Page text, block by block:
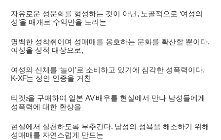
자유로운 성문화를 형성하는 것이 아닌, 노골적으로 ‘여성의
성’을 매개로 수익만을 노리는
명백한 성착취이며 성매매를 옹호하는 문화를 확산할 뿐이다.
여성을 성적 대상으로,
여성의 신체를 ‘놀이 ’로 소비하고 있기에 심각한 성폭력이다.
K-XF는 성인 인증을 거친
티켓 2을 구매하여 일본AV배우를 현실에서 만나 남성들에게
성폭력에 대한 환상을
현실에서 실천하도록 부추긴다. 남성의 성욕을 해소하기 위해
성매매를 자연스럽게 만드는